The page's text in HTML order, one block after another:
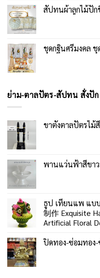
สัปทนผ้าลูกไม้ปัก
ชุดกฐินศรีมงคล
ย่าม-ตาลปัตร-สัปทน สั่งปัก
ขาตั้งตาลปัตรไม้
พานแว่นฟ้าสีขา
ธูป เทียนแพ แบ
制作 Exquisite
Artificial Floral
ปิดทอง-ซ่อมทอง